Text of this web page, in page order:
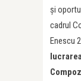
și
cadrul
Enescu